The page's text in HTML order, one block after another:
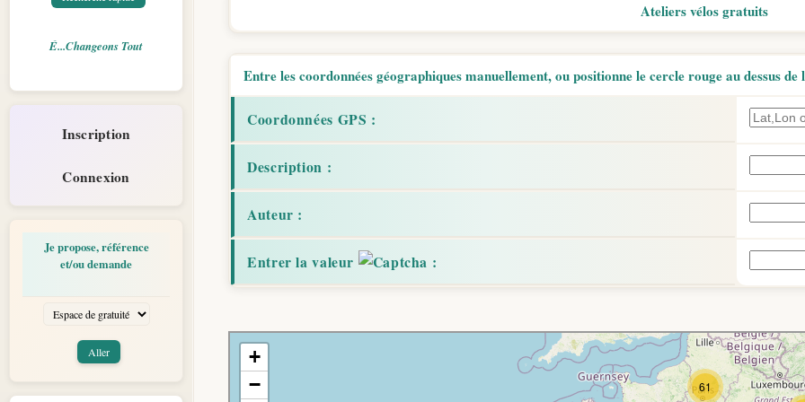
É...Changeons Tout
Inscription
Connexion
Je propose, référence
et/ou demande
Ateliers vélos gratuits
Entre les coordonnées géographiques manuellement, ou positionne le cercle rouge au dessus
Coordonnées GPS :
Description :
Auteur :
Entrer la valeur :